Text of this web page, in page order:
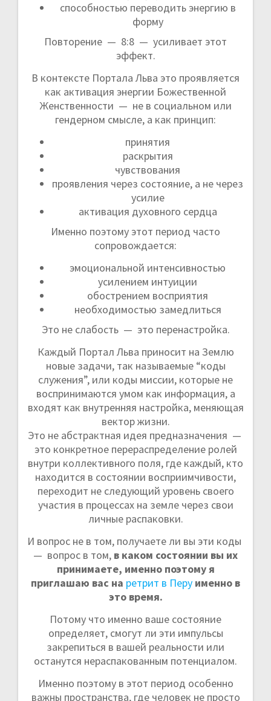
способностью переводить энергию в
форму
Повторение — 8:8 — усиливает этот
эффект.
В контексте Портала Льва это проявляется
как активация энергии Божественной
Женственности — не в социальном или
гендерном смысле, а как принцип:
принятия
раскрытия
чувствования
проявления через состояние, а не через
усилие
активация духовного сердца
Именно поэтому этот период часто
сопровождается:
эмоциональной интенсивностью
усилением интуиции
обострением восприятия
необходимостью замедлиться
Это не слабость — это перенастройка.
Каждый Портал Льва приносит на Землю
новые задачи, так называемые “коды
служения”, или коды миссии, которые не
воспринимаются умом как информация, а
входят как внутренняя настройка, меняющая
вектор жизни.
Это не абстрактная идея предназначения —
это конкретное перераспределение ролей
внутри коллективного поля, где каждый, кто
находится в состоянии восприимчивости,
переходит не следующий уровень своего
участия в процессах на земле через свои
личные распаковки.
И вопрос не в том, получаете ли вы эти коды
— вопрос в том, в каком состоянии вы их
принимаете, именно поэтому я
приглашаю вас на ретрит в Перу именно в
это время.
Потому что именно ваше состояние
определяет, смогут ли эти импульсы
закрепиться в вашей реальности или
останутся нераспакованным потенциалом.
Именно поэтому в этот период особенно
важны пространства, где человек не просто